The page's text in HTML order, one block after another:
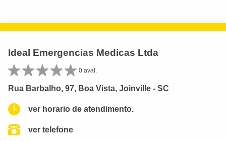
Ideal Emergencias Medicas Ltda
0 aval.
Rua Barbalho, 97, Boa Vista, Joinville - SC
ver horario de atendimento.
ver telefone